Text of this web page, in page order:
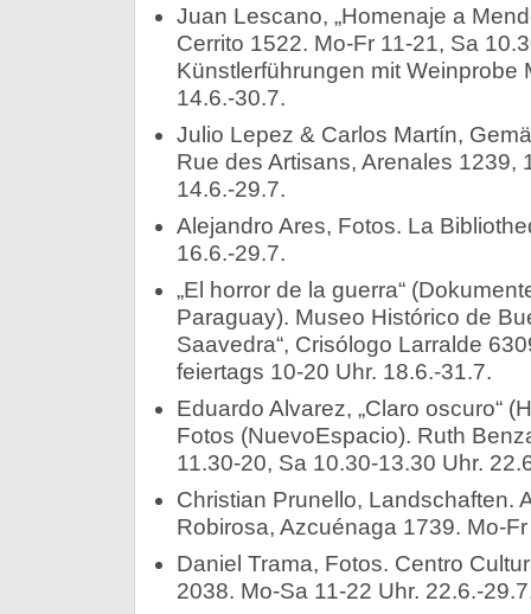
Juan Lescano, „Homenaje a
Cerrito 1522. Mo-Fr 11-21, Sa
Künstlerführungen mit Weinprobe
14.6.-30.7.
Julio Lepez & Carlos Martín,
Rue des Artisans, Arenales 1239,
14.6.-29.7.
Alejandro Ares, Fotos. La
16.6.-29.7.
„El horror de la guerra“
Paraguay). Museo Histórico de
Saavedra“, Crisólogo Larralde
feiertags 10-20 Uhr. 18.6.-31.7.
Eduardo Alvarez, „Claro oscuro“
Fotos (NuevoEspacio). Ruth
11.30-20, Sa 10.30-13.30 Uhr.
Christian Prunello, Landschaften.
Robirosa, Azcuénaga 1739. Mo-
Daniel Trama, Fotos. Centro
2038. Mo-Sa 11-22 Uhr. 22.6.-